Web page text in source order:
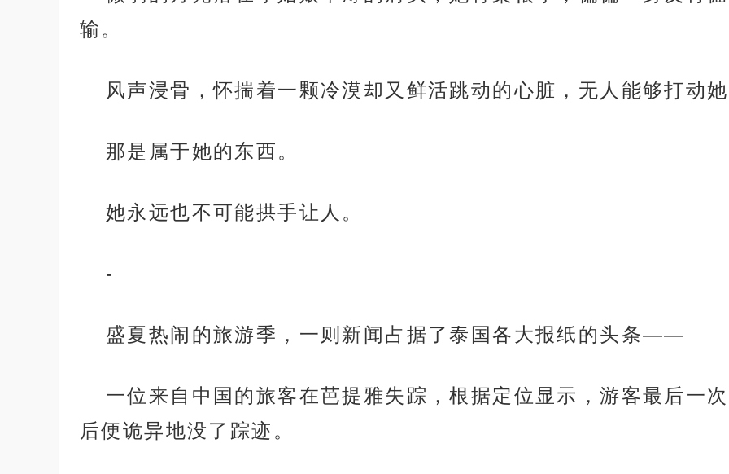
输。
风声浸骨，怀揣着一颗冷漠却又鲜活跳动的心脏，无人能够打动
那是属于她的东西。
她永远也不可能拱手让人。
-
盛夏热闹的旅游季，一则新闻占据了泰国各大报纸的头条——
一位来自中国的旅客在芭提雅失踪，根据定位显示，游客最后一
后便诡异地没了踪迹。